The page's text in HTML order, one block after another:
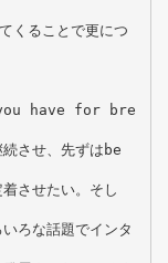
くることで更につ
have for bre
させ、先ずはbe
させたい。そし
ろな話題でインタ